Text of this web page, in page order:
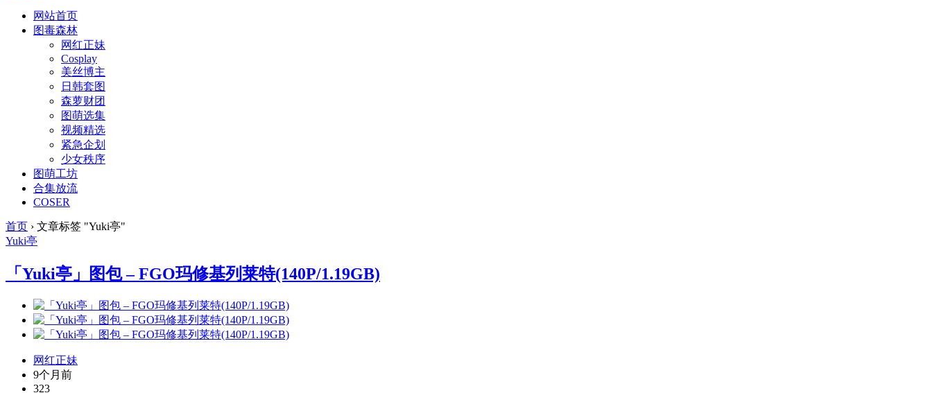
网站首页
图毒森林
网红正妹
Cosplay
美丝博主
日韩套图
森萝财团
图萌选集
视频精选
紧急企划
少女秩序
图萌工坊
合集放流
COSER
首页 › 文章标签 "Yuki亭"
Yuki亭
「Yuki亭」图包 – FGO玛修基列莱特(140P/1.19GB)
网红正妹
9个月前
323